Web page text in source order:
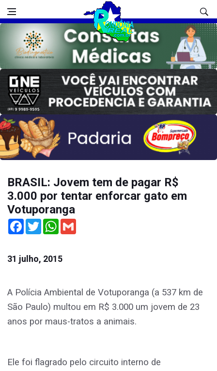
BRASIL: Jovem tem de pagar R$
3.000 por tentar enforcar gato em
Votuporanga
Facebook
TwitterWhatsApp
31 julho, 2015
A Polícia Ambiental de Votuporanga (a 537 km de
São Paulo) multou em R$ 3.000 um jovem de 23
anos por maus-tratos a animais.
Ele foi flagrado pelo circuito interno de